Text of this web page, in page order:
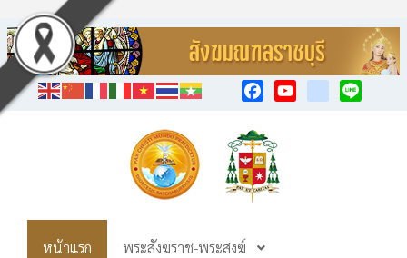
หน้าแรก พระสังฆราช-พระสงฆ์